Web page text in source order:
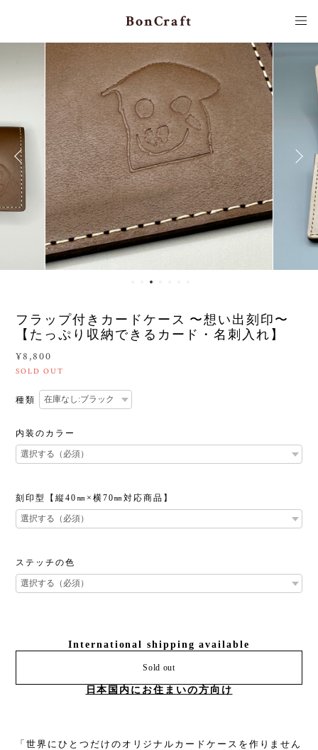
BonCraft
フラップ付きカードケース 〜想い出刻印〜
【たっぷり収納できるカード・名刺入れ】
¥8,800
SOLD OUT
種類
内装のカラー
刻印型【縦40㎜×横70㎜対応商品】
ステッチの色
International shipping available
Sold out
日本国内にお住まいの方向け
「世界にひとつだけのオリジナルカードケースを作りません